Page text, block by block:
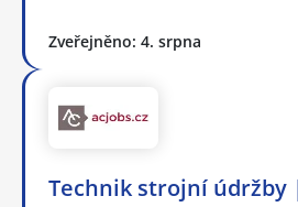
Zveřejněno: 4. srpna
Technik strojní údržby